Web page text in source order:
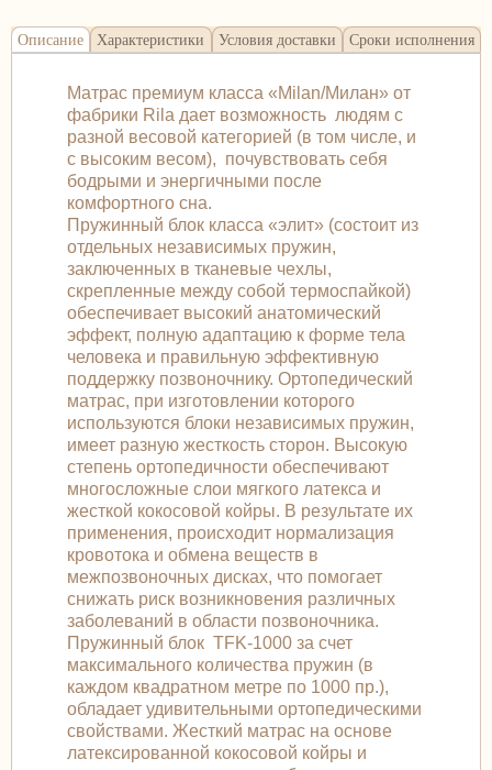
Описание Характеристики Условия доставки Сроки исполнения
Матрас премиум класса «Milan/Милан» от
фабрики Rila дает возможность людям с
разной весовой категорией (в том числе, и
с высоким весом), почувствовать себя
бодрыми и энергичными после
комфортного сна.
Пружинный блок класса «элит» (состоит из
отдельных независимых пружин,
заключенных в тканевые чехлы,
скрепленные между собой термоспайкой)
обеспечивает высокий анатомический
эффект, полную адаптацию к форме тела
человека и правильную эффективную
поддержку позвоночнику. Ортопедический
матрас, при изготовлении которого
используются блоки независимых пружин,
имеет разную жесткость сторон. Высокую
степень ортопедичности обеспечивают
многосложные слои мягкого латекса и
жесткой кокосовой койры. В результате их
применения, происходит нормализация
кровотока и обмена веществ в
межпозвоночных дисках, что помогает
снижать риск возникновения различных
заболеваний в области позвоночника.
Пружинный блок TFK-1000 за счет
максимального количества пружин (в
каждом квадратном метре по 1000 пр.),
обладает удивительными ортопедическими
свойствами. Жесткий матрас на основе
латексированной кокосовой койры и